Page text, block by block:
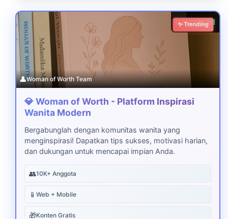
Download
✨ Trending
👤Woman of Worth Team
💎 Woman of Worth - Platform Inspirasi
Wanita Modern
Bergabunglah dengan komunitas wanita yang
menginspirasi! Dapatkan tips sukses, motivasi harian,
dan dukungan untuk mencapai impian Anda.
👥10K+ Anggota
📱 Web + Mobile
🎁Konten Gratis